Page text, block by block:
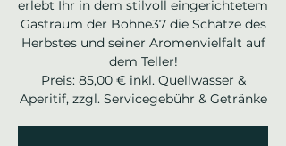
erlebt Ihr in dem stilvoll eingerichtetem
Gastraum der Bohne37 die Schätze des
Herbstes und seiner Aromenvielfalt auf
dem Teller!
Preis: 85,00 € inkl. Quellwasser &
Aperitif, zzgl. Servicegebühr & Getränke